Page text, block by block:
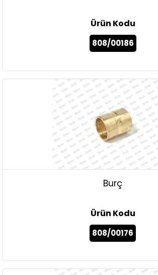
Ürün Kodu
808/00186
Burç
Ürün Kodu
808/00176